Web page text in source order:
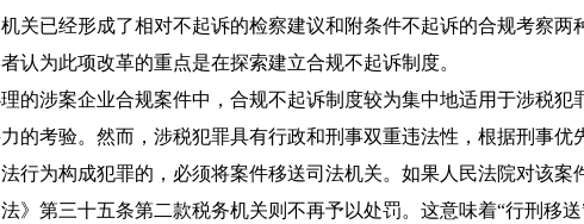
关已经形成了相对不起诉的检察建议和附条件不起诉的合规考察两
认为此项改革的重点是在探索建立合规不起诉制度。
涉案企业合规案件中，合规不起诉制度较为集中地适用于涉税犯
的考验。然而，涉税犯罪具有行政和刑事双重违法性，根据刑事优
行为构成犯罪的，必须将案件移送司法机关。如果人民法院对该案
》第三十五条第二款税务机关则不再予以处罚。这意味着“行刑移